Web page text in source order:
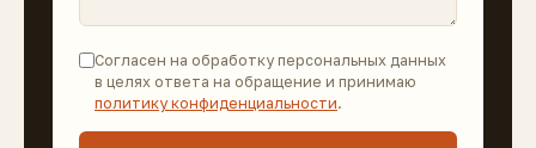
Согласен на обработку персональных данных
в целях ответа на обращение и принимаю
политику конфиденциальности.